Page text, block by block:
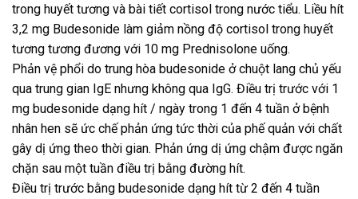
trong huyết tương và bài tiết cortisol trong nước tiểu. Liều hít
3,2 mg Budesonide làm giảm nồng độ cortisol trong huyết
tương tương đương với 10 mg Prednisolone uống.
Phản vệ phổi do trung hòa budesonide ở chuột lang chủ yếu
qua trung gian IgE nhưng không qua IgG. Điều trị trước với 1
mg budesonide dạng hít / ngày trong 1 đến 4 tuần ở bệnh
nhân hen sẽ ức chế phản ứng tức thời của phế quản với chất
gây dị ứng theo thời gian. Phản ứng dị ứng chậm được ngăn
chặn sau một tuần điều trị bằng đường hít.
Điều trị trước bằng budesonide dạng hít từ 2 đến 4 tuần